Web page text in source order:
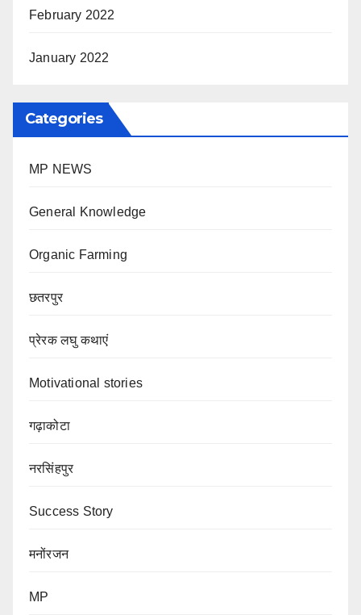
February 2022
January 2022
Categories
MP NEWS
General Knowledge
Organic Farming
छतरपुर
प्रेरक लघु कथाएं
Motivational stories
गढ़ाकोटा
नरसिंहपुर
Success Story
मनोंरजन
MP